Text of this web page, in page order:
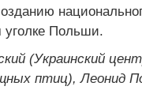
Польши.
(Украинский
птиц), Леонид